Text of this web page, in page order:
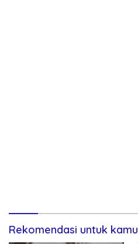
Rekomendasi untuk kamu